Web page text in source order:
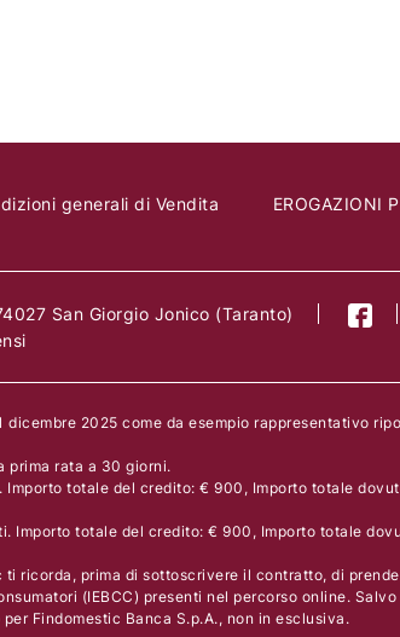
generali di Vendita
EROGAZIONI
San Giorgio Jonico (Taranto)
2025 come da esempio rappresentativo
prima rata a 30 giorni.
totale del credito: € 900, Importo totale
Importo totale del credito: € 900, Importo totale
ricorda, prima di sottoscrivere il contratto, di
(IEBCC) presenti nel percorso online.
Findomestic Banca S.p.A., non in esclusiva.